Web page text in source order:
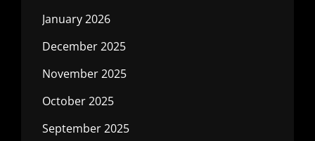
January 2026
December 2025
November 2025
October 2025
September 2025